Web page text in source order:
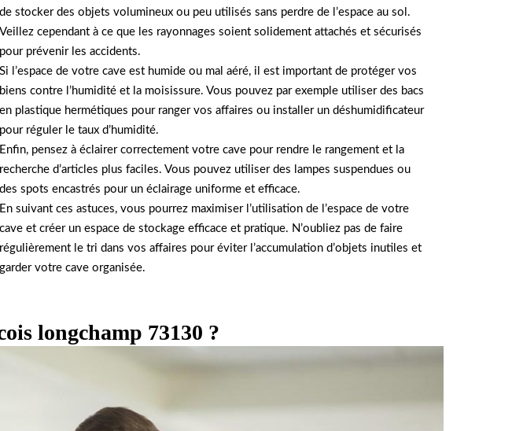
de stocker des objets volumineux ou peu utilisés sans perdre de l’espace au sol.
Veillez cependant à ce que les rayonnages soient solidement attachés et sécurisés
pour prévenir les accidents.
Si l’espace de votre cave est humide ou mal aéré, il est important de protéger vos
biens contre l’humidité et la moisissure. Vous pouvez par exemple utiliser des bacs
en plastique hermétiques pour ranger vos affaires ou installer un déshumidificateur
pour réguler le taux d’humidité.
Enfin, pensez à éclairer correctement votre cave pour rendre le rangement et la
recherche d’articles plus faciles. Vous pouvez utiliser des lampes suspendues ou
des spots encastrés pour un éclairage uniforme et efficace.
En suivant ces astuces, vous pourrez maximiser l’utilisation de l’espace de votre
cave et créer un espace de stockage efficace et pratique. N’oubliez pas de faire
régulièrement le tri dans vos affaires pour éviter l’accumulation d’objets inutiles et
garder votre cave organisée.
longchamp 73130 ?